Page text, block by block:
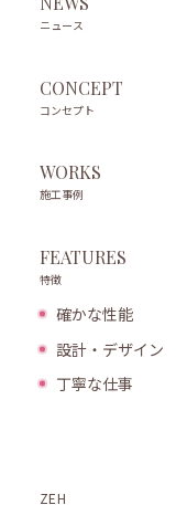
ニュース
CONCEPT
コンセプト
WORKS
施工事例
FEATURES
特徴
確かな性能
設計・デザイン
丁寧な仕事
ZEH